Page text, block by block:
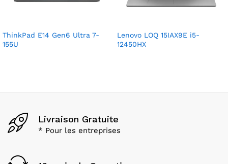
ThinkPad E14 Gen6 Ultra 7-
155U
Lenovo LOQ 15IAX9E i5-
12450HX
Livraison Gratuite
* Pour les entreprises